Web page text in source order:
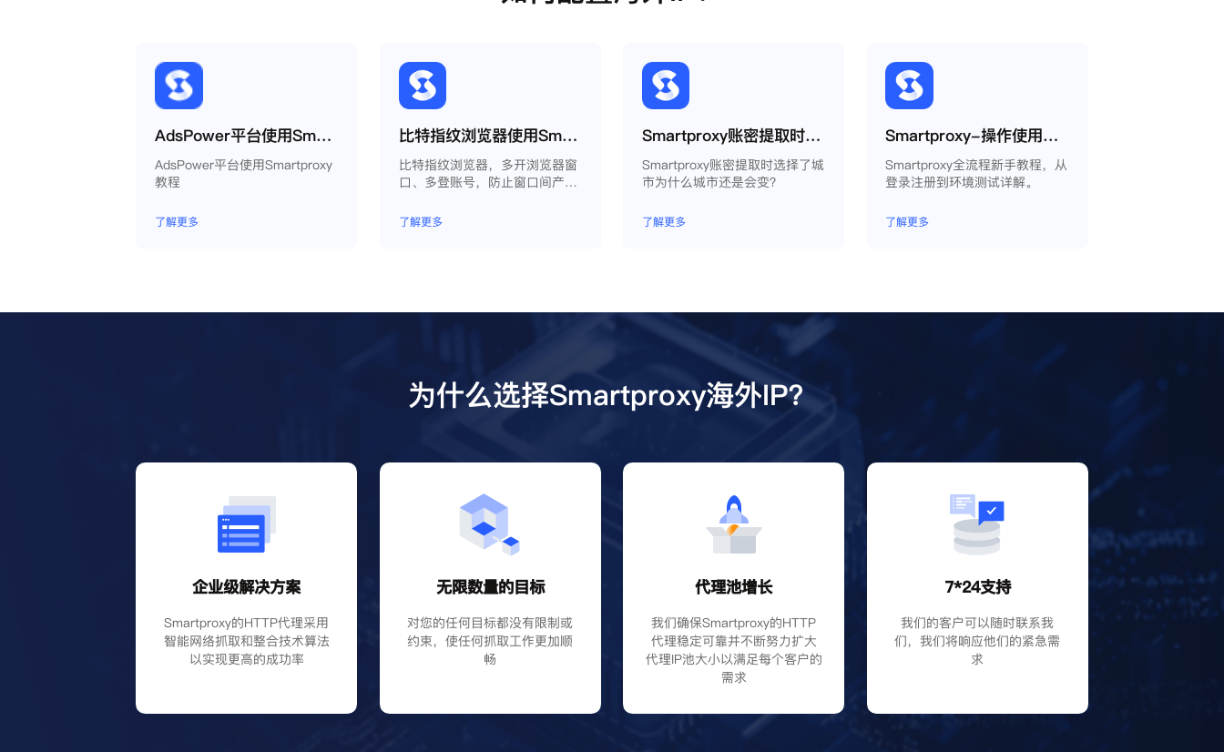
AdsPower平台使用Smartproxy教程
AdsPower平台使用Smartproxy
教程
了解更多
比特指纹浏览器使用Smartproxy教程
比特指纹浏览器，多开浏览器窗
口、多登账号，防止窗口间产生
模拟独立的电脑信息，模拟不同
的IP地址，使得相互间完全环境
了解更多
Smartproxy账密提取时选择了城市为什么城市还是会变？
Smartproxy账密提取时选择了城
市为什么城市还是会变？
了解更多
Smartproxy-操作使用说明
Smartproxy全流程新手教程，从
登录注册到环境测试详解。
了解更多
为什么选择Smartproxy海外IP？
企业级解决方案
Smartproxy的HTTP代理采用
智能网络抓取和整合技术算法
以实现更高的成功率
无限数量的目标
对您的任何目标都没有限制或
约束，使任何抓取工作更加顺
畅
代理池增长
我们确保Smartproxy的HTTP
代理稳定可靠并不断努力扩大
代理IP池大小以满足每个客户的
需求
7*24支持
我们的客户可以随时联系我
们，我们将响应他们的紧急需
求